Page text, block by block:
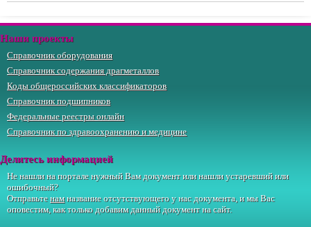
Наши проекты
Справочник оборудования
Справочник содержания драгметаллов
Коды общероссийских классификаторов
Справочник подшипников
Федеральные реестры онлайн
Справочник по здравоохранению и медицине
Делитесь информацией
Не нашли на портале нужный Вам документ или нашли устаревший или
ошибочный?
Отправьтенамназвание отсутствующего у нас документа, и мы Вас
оповестим, как только добавим данный документ на сайт.